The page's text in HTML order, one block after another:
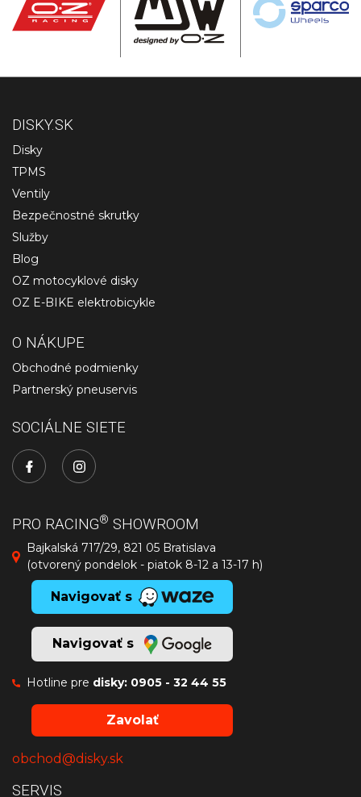
DISKY.SK
Disky
TPMS
Ventily
Bezpečnostné skrutky
Služby
Blog
OZ motocyklové disky
OZ E-BIKE elektrobicykle
O NÁKUPE
Obchodné podmienky
Partnerský pneuservis
SOCIÁLNE SIETE
PRO RACING® SHOWROOM
Bajkalská 717/29, 821 05 Bratislava
(otvorený pondelok - piatok 8-12 a 13-17 h)
Navigovať s
Navigovať s
Hotline pre disky: 0905 - 32 44 55
Zavolať
obchod@disky.sk
SERVIS